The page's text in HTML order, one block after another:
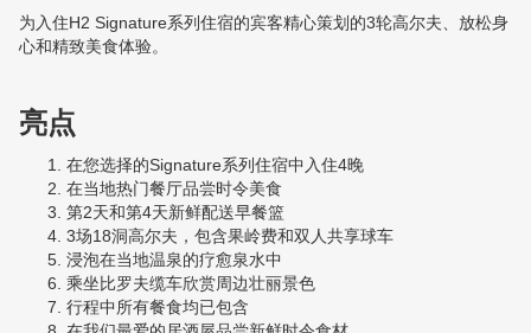
为入住H2 Signature系列住宿的宾客精心策划的3轮高尔夫、放松身
心和精致美食体验。
亮点
在您选择的Signature系列住宿中入住4晚
在当地热门餐厅品尝时令美食
第2天和第4天新鲜配送早餐篮
3场18洞高尔夫，包含果岭费和双人共享球车
浸泡在当地温泉的疗愈泉水中
乘坐比罗夫缆车欣赏周边壮丽景色
行程中所有餐食均已包含